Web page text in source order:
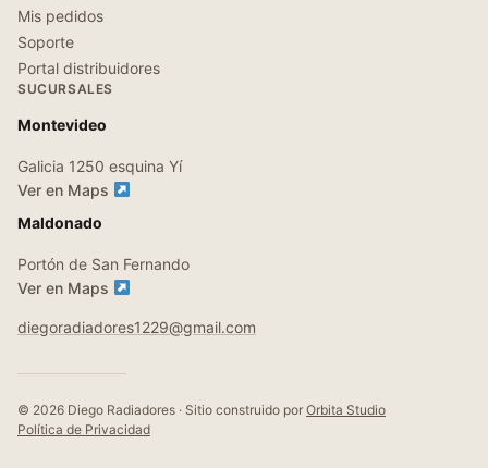
Mis pedidos
Soporte
Portal distribuidores
SUCURSALES
Montevideo
Galicia 1250 esquina Yí
Ver en Maps
Maldonado
Portón de San Fernando
Ver en Maps
diegoradiadores1229@gmail.com
© 2026 Diego Radiadores · Sitio construido por Orbita Studio
Política de Privacidad